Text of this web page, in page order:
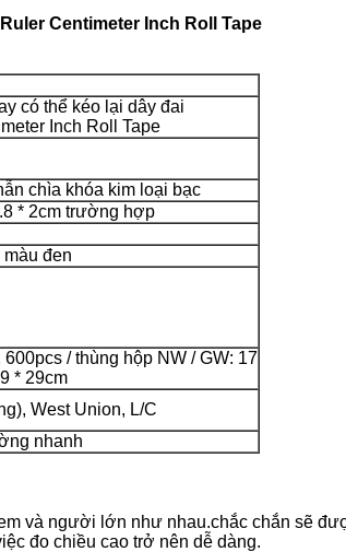
Centimeter Inch Roll Tape
có thể kéo lại dây đai
Inch Roll Tape
chìa khóa kim loại bạc
* 2cm trường hợp
đen
/ thùng hộp NW / GW: 17
* 29cm
West Union, L/C
nhanh
và người lớn như nhau.chắc chắn sẽ
đo chiều cao trở nên dễ dàng.